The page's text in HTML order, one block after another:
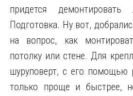
придется
Подготовка. Ну вот,
на вопрос, как
потолку или стене. Для
шуруповерт, с его помощью
только проще и быстрее,